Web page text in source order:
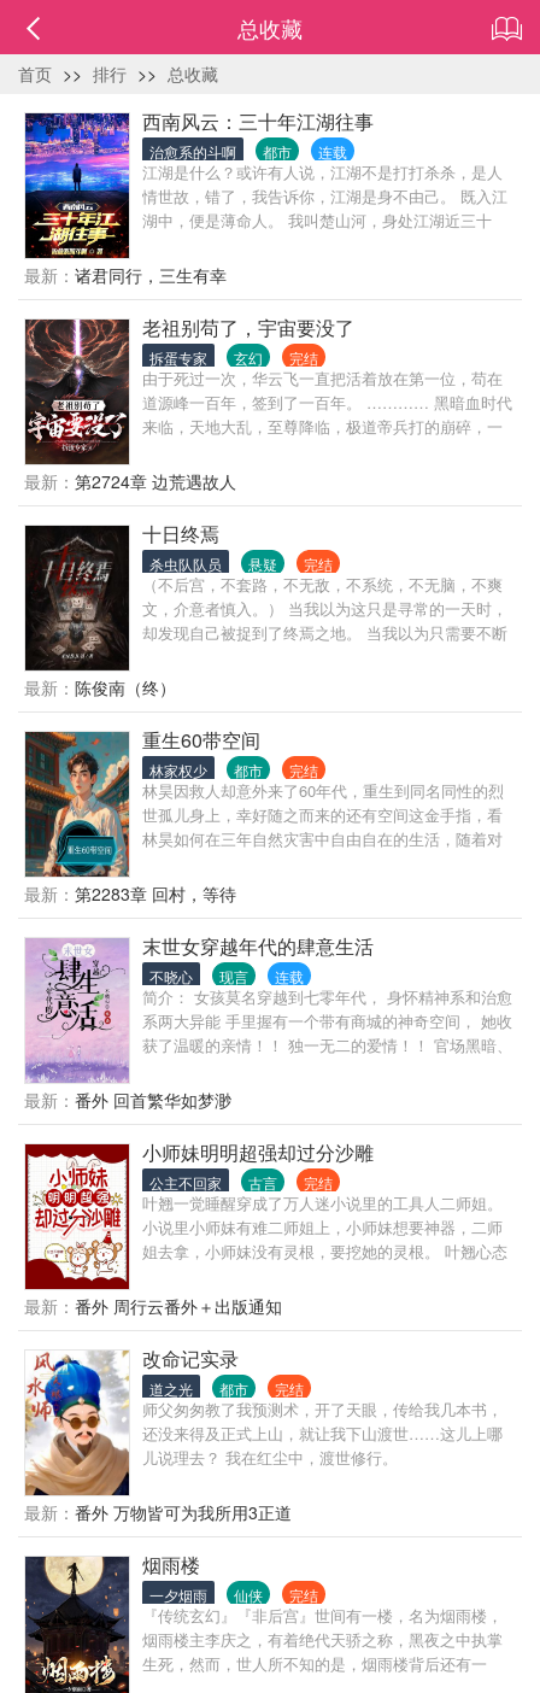
总收藏
首页 >> 排行 >> 总收藏
西南风云：三十年江湖往事
治愈系的斗啊 都市 连载
江湖是什么？或许有人说，江湖不是打打杀杀，是人
情世故，错了，我告诉你，江湖是身不由己。 既入江
湖中，便是薄命人。 我叫楚山河，身处江湖近三十
徒，也曾在声势巅峰之时，整个西南无人争锋。 也曾
锒铛入狱，三进三出，还完自己所有罪孽。 这是我的
故事，也是一个老江湖混子的回忆录，自白书。
最新： 诸君同行，三生有幸
老祖别苟了，宇宙要没了
拆蛋专家 玄幻 完结
由于死过一次，华云飞一直把活着放在第一位，苟在
道源峰一百年，签到了一百年。 ………… 黑暗血时代
来临，天地大乱，至尊降临，极道帝兵打的崩碎，一
冲到宇宙高空大吼：“谁敢与本尊一战？” …… 世人这
才知道，靠山宗有多苟，一直在隐藏实力！ ……
最新： 第2724章 边荒遇故人
十日终焉
杀虫队队员 悬疑 完结
（不后宫，不套路，不无敌，不系统，不无脑，不爽
文，介意者慎入。） 当我以为这只是寻常的一天时，
却发现自己被捉到了终焉之地。 当我以为只需要不断
超自然之力。 当我以为这里是「造神之地」时，一切
却又奔着湮灭走去。
最新： 陈俊南（终）
重生60带空间
林家权少 都市 完结
林昊因救人却意外来了60年代，重生到同名同性的烈
世孤儿身上，幸好随之而来的还有空间这金手指，看
林昊如何在三年自然灾害中自由自在的生活，随着对
打猎，自由享受生活。
最新： 第2283章 回村，等待
末世女穿越年代的肆意生活
不晓心 现言 连载
简介： 女孩莫名穿越到七零年代， 身怀精神系和治愈
系两大异能 手里握有一个带有商城的神奇空间， 她收
获了温暖的亲情！！ 独一无二的爱情！！ 官场黑暗、
没想到自己的亲生父亲竟然来头这么大！！！ 极品、
反派都会有，但是出现很快就会被女主解决。 看她在
这个时代过得如何肆意！！ ............... 不是传统年代
文，文中故事众多，都很精彩！！！ 有男配，磕cp的
亲友们，谨慎... 简介不能表达这本书的精彩之处， 跟
传统的年代种田文不一样哦，敬请期待。 请移步正
文！！！！
最新： 番外 回首繁华如梦渺
小师妹明明超强却过分沙雕
公主不回家 古言 完结
叶翘一觉睡醒穿成了万人迷小说里的工具人二师姐。
小说里小师妹有难二师姐上，小师妹想要神器，二师
姐去拿，小师妹没有灵根，要挖她的灵根。 叶翘心态
当。 …… 新宗门的师兄们一切都好，手拿剧本的叶翘
却知道这些人都是万人迷女主的鱼。 丧气厌世的大师
兄是爱而不得的舔狗，最终为女主牺牲。 自打叶翘来
了后，他也不不丧了，也不想着去死了，而是整日追
着叶翘咆哮：“以后再敢逃课试试！” 二师兄是个天才
男配，因为无法破境，而生了心魔最后死在雷劫。 叶
翘试探性发出邀请：“大道至简，无欲则刚，二师兄，
一起摆烂吗？” 二师兄：“……”好像有些道理？ 天才丹
有价值，只得到一句‘我们只是朋友’ 叶翘来了后，三师
兄满脑子都是炼丹炼丹，努力投喂小师妹。 天生剑骨
的四师兄为了女主，断送修为，自毁道心。 叶翘抽出
一把剑，认认真真：“心中无女人，拔剑自然神，女
人，只会影响你拔剑的速度。” 四师兄看着神神叨叨的
小师妹：“？” 自从叶翘来了后，他们不围着女主转
了，整个门派鸡飞狗跳。 原文女主：“？” 我的万人迷
最新： 番外 周行云番外＋出版通知
改命记实录
道之光 都市 完结
师父匆匆教了我预测术，开了天眼，传给我几本书，
还没来得及正式上山，就让我下山渡世……这儿上哪
儿说理去？ 我在红尘中，渡世修行。
最新： 番外 万物皆可为我所用3正道
烟雨楼
一夕烟雨 仙侠 完结
『传统玄幻』『非后宫』世间有一楼，名为烟雨楼，
烟雨楼主李庆之，有着绝代天骄之称，黑夜之中执掌
生死，然而，世人所不知的是，烟雨楼背后还有一